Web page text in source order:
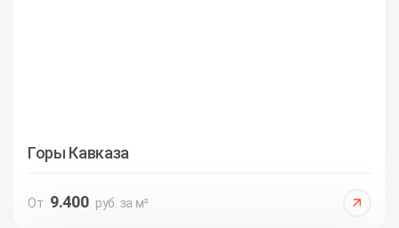
Горы Кавказа
От 9.400 руб. за м²